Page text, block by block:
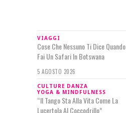
VIAGGI
Cose Che Nessuno Ti Dice Quando
Fai Un Safari In Botswana
5 AGOSTO 2026
CULTURE DANZA
YOGA & MINDFULNESS
“Il Tango Sta Alla Vita Come La
Lucertola Al Coccodrillo”